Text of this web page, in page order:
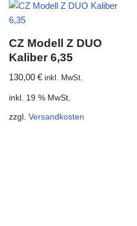
CZ Modell Z DUO
Kaliber 6,35
130,00 € inkl. MwSt.
inkl. 19 % MwSt.
zzgl. Versandkosten